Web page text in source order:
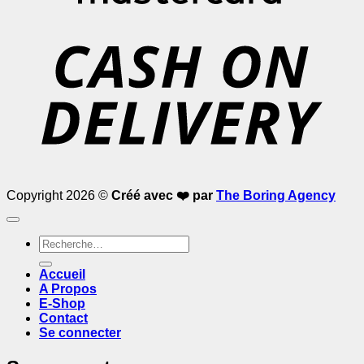
Copyright 2026 © Créé avec ❤️ par The Boring Agency
Recherche
pour :
Accueil
A Propos
E-Shop
Contact
Se connecter